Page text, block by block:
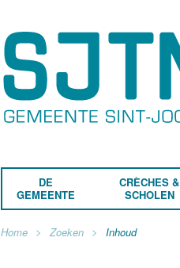
DE
GEMEENTE
CRÈCHES &
SCHOLEN
Home Zoeken Inhoud